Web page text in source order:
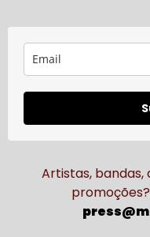
Artistas, bandas,